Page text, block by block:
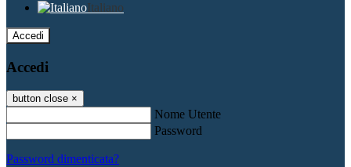
Italiano
Accedi
Accedi
button close ×
Nome Utente
Password
Password dimenticata?